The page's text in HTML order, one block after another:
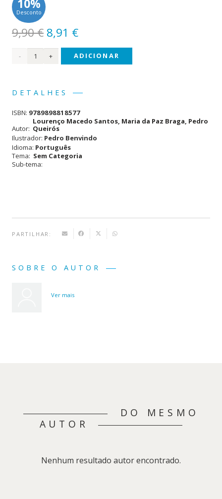
10%
Desconto
9,90€ O
preço
original
9,90 €.
8,91 €O
preço
atual
Quantidade
Esperança
ADICIONAR
DETALHES
ISBN: 9789898818577
Autor:
Lourenço Macedo Santos, Maria da Paz Braga, Pedro
Queirós
Ilustrador: Pedro Benvindo
Idioma: Português
Tema: Sem Categoria
Sub-tema:
PARTILHAR:
SOBRE O AUTOR
Ver mais
DO MESMO
AUTOR
Nenhum resultado autor encontrado.